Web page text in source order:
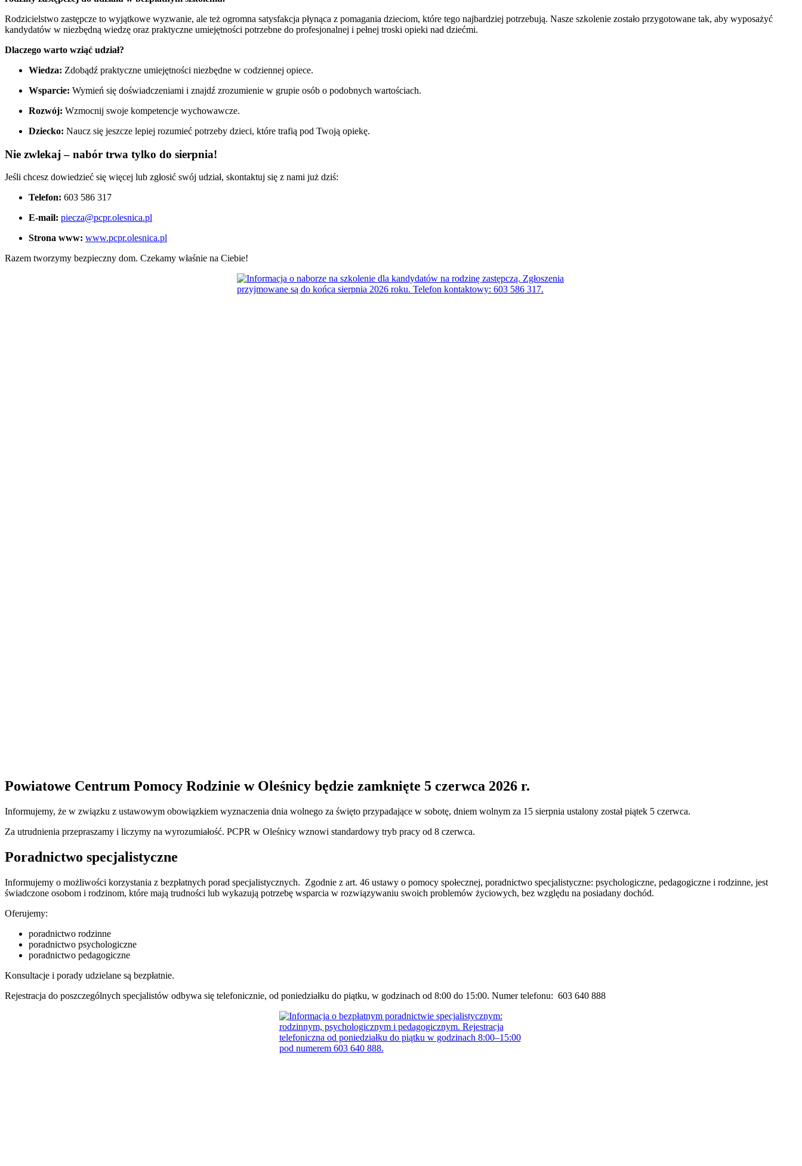
Rodzicielstwo zastępcze to wyjątkowe wyzwanie, ale też ogromna satysfakcja płynąca z pomagania dzieciom, które tego najbardziej potrzebują. Nasze szkolenie zostało przygotowane tak, aby wyposażyć
kandydatów w niezbędną wiedzę oraz praktyczne umiejętności potrzebne do profesjonalnej i pełnej troski opieki nad dziećmi.
Dlaczego warto wziąć udział?
Wiedza: Zdobądź praktyczne umiejętności niezbędne w codziennej opiece.
Wsparcie: Wymień się doświadczeniami i znajdź zrozumienie w grupie osób o podobnych wartościach.
Rozwój: Wzmocnij swoje kompetencje wychowawcze.
Dziecko: Naucz się jeszcze lepiej rozumieć potrzeby dzieci, które trafią pod Twoją opiekę.
Nie zwlekaj – nabór trwa tylko do sierpnia!
Jeśli chcesz dowiedzieć się więcej lub zgłosić swój udział, skontaktuj się z nami już dziś:
Telefon: 603 586 317
E-mail: piecza@pcpr.olesnica.pl
Strona www: www.pcpr.olesnica.pl
Razem tworzymy bezpieczny dom. Czekamy właśnie na Ciebie!
Powiatowe Centrum Pomocy Rodzinie w Oleśnicy będzie zamknięte 5 czerwca 2026 r.
Informujemy, że w związku z ustawowym obowiązkiem wyznaczenia dnia wolnego za święto przypadające w sobotę, dniem wolnym za 15 sierpnia ustalony został piątek 5 czerwca.
Za utrudnienia przepraszamy i liczymy na wyrozumiałość. PCPR w Oleśnicy wznowi standardowy tryb pracy od 8 czerwca.
Poradnictwo specjalistyczne
Informujemy o możliwości korzystania z bezpłatnych porad specjalistycznych. Zgodnie z art. 46 ustawy o pomocy społecznej, poradnictwo specjalistyczne: psychologiczne, pedagogiczne i rodzinne, jest
świadczone osobom i rodzinom, które mają trudności lub wykazują potrzebę wsparcia w rozwiązywaniu swoich problemów życiowych, bez względu na posiadany dochód.
Oferujemy:
poradnictwo rodzinne
poradnictwo psychologiczne
poradnictwo pedagogiczne
Konsultacje i porady udzielane są bezpłatnie.
Rejestracja do poszczególnych specjalistów odbywa się telefonicznie, od poniedziałku do piątku, w godzinach od 8:00 do 15:00. Numer telefonu: 603 640 888